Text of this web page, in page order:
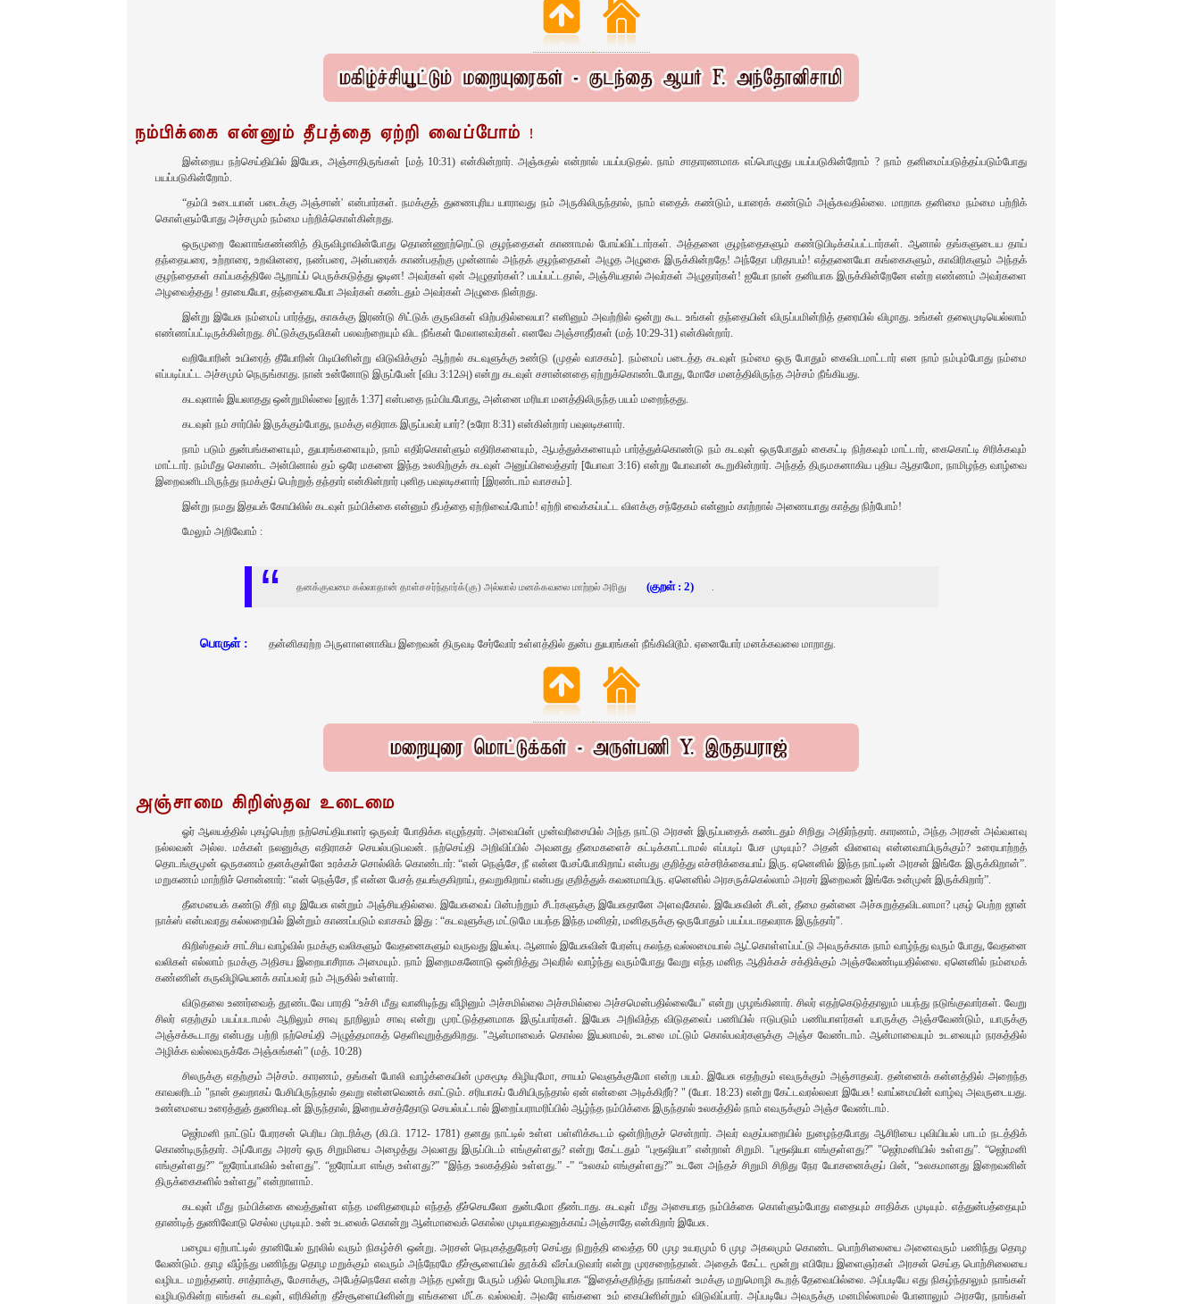
நம்பிக்கை என்னும்‌ தீபத்தை ஏற்றி வைப்போம்‌ !
இன்றைய நற்செய்தியில்‌ இயேசு, அஞ்சாதிருங்கள்‌ [மத்‌ 10:31) என்கின்றார்‌. அஞ்சுதல்‌ என்றால்‌ பயப்படுதல்‌. நாம்‌ சாதாரணமாக எப்‌பொழுது பயப்படுகின்றோம்‌ ? நாம்‌ தனிமைப்படுத்தப்படும்போது
பயப்படுகின்றோம்‌.
“தம்பி உடையான்‌ படைக்கு அஞ்சான்‌' என்பார்கள்‌. நமக்குத்‌ துணைபுரிய யாராவது நம்‌ அருகிலிருந்தால்‌, நாம்‌ எதைக்‌ கண்டும்‌, யாரைக்‌ கண்டும்‌ அஞ்சுவதில்லை. மாறாக தனிமை நம்மை பற்றிக்‌
கொள்ளும்போது அச்சமும்‌ நம்மை பற்றிக்‌கொள்கின்றது.
ஒருமுறை வேளாங்கண்ணித்‌ திருவிழாவின்போது தொண்ணூற்றெட்டு குழந்தைகள்‌ காணாமல்‌ போய்விட்டார்கள்‌. அத்தனை குழந்தைகளும்‌ கண்டுபிடிக்கப்பட்டார்கள்‌. ஆனால்‌ தங்களுடைய தாய்‌
தந்தையரை, உற்றாரை, உறவினரை, நண்பரை, அன்பரைக்‌ காண்பதற்கு முன்னால்‌ அந்தக்‌ குழந்தைகள்‌ அழுத அழுகை இருக்கின்றதே! அந்தோ பரிதாபம்‌! எத்தனையோ கங்கைகளும்‌, காவிரிகளும்‌ அந்தக்‌
குழந்தைகள்‌ காப்பகத்திலே ஆறாய்ப்‌ பெருக்‌கடுத்து ஓடின! அவர்கள்‌ ஏன்‌ அழுதார்கள்‌? பயப்பட்டதால்‌, அஞ்சியதால்‌ அவர்கள்‌ அழுதார்கள்‌! ஐயோ நான்‌ தனியாக இருக்கின்றேனே என்ற எண்ணம்‌ அவர்களை
அழவைத்தது ! தாயையோ, தந்‌தையையோ அவர்கள்‌ கண்டதும்‌ அவர்கள்‌ அழுகை நின்றது.
இன்று இயேசு நம்மைப்‌ பார்த்து, காசுக்கு இரண்டு சிட்டுக்‌ குருவிகள்‌ விற்பதில்லையா? எனினும்‌ அவற்றில்‌ ஒன்று கூட உங்கள்‌ தந்தையின்‌ விருப்பமின்றித்‌ தரையில்‌ விழாது. உங்கள்‌ தலைமுடியெல்லாம்‌
எண்ணப்பட்டிருக்கின்றது. சிட்டுக்குருவிகள்‌ பலவற்றையும்‌ விட நீங்கள்‌ மேலானவர்கள்‌. எனவே அஞ்சாதீர்கள்‌ (மத்‌ 10:29-31) என்கின்றார்‌.
வறியோரின்‌ உயிரைத்‌ தீயோரின்‌ பிடியினின்று விடுவிக்கும்‌ ஆற்றல்‌ கடவுளுக்கு உண்டு (முதல்‌ வாசகம்‌]. நம்மைப்‌ படைத்த கடவுள்‌ நம்மை ஒரு போதும்‌ கைவிடமாட்டார்‌ என நாம்‌ நம்பும்போது நம்மை
எப்படிப்பட்ட அச்சமும்‌ நெருங்காது. நான்‌ உன்னோடு இருப்பேன்‌ [விப 3:12௮) என்று கடவுள்‌ சசான்னதை ஏற்றுக்கொண்டபோது, மோசே மனத்திலிருந்த அச்சம்‌ நீங்கியது.
கடவுளால்‌ இயலாதது ஒன்றுமில்லை [லூக்‌ 1:37] என்பதை நம்பியபோது, அன்னை மரியா மனத்திலிருந்த பயம்‌ மறைந்தது.
கடவுள்‌ நம்‌ சார்பில்‌ இருக்கும்போது, நமக்கு எதிராக இருப்பவர்‌ யார்‌? (உரோ 8:31) என்கின்றார்‌ பவுலடிகளார்‌.
நாம்‌ படும்‌ துன்பங்களையும்‌, துயரங்களையும்‌, நாம்‌ எதிர்கொள்ளும்‌ எதிரிகளையும்‌, ஆபத்துக்களையும்‌ பார்த்துக்கொண்டு நம்‌ கடவுள்‌ ஒருபோதும்‌ கைகட்டி நிற்கவும்‌ மாட்டார்‌, கைகொட்டி சிரிக்கவும்‌
மாட்டார்‌. நம்மீது கொண்ட அன்பினால்‌ தம்‌ ஒரே மகனை இந்த உலகிற்குக்‌ கடவுள்‌ அனுப்பிவைத்தார்‌ [யோவா 3:16) என்று யோவான்‌ கூறுகின்றார்‌. அந்தத்‌ திருமகனாகிய புதிய ஆதாமோ, நாமிழந்த வாழ்வை
இறைவனிடமிருந்து நமக்குப்‌ பெற்றுத்‌ தந்தார்‌ என்கின்றார்‌ புனித பவுலடிகளார்‌ [இரண்டாம்‌ வாசகம்‌].
இன்று நமது இதயக்‌ கோயிலில்‌ கடவுள்‌ நம்பிக்கை என்னும்‌ தீபத்தை ஏற்றிவைப்போம்‌! ஏற்றி வைக்கப்பட்ட விளக்கு சந்தேகம்‌ என்னும்‌ காற்றால்‌ அணையாது காத்து நிற்போம்‌!
மேலும்‌ அறிவோம்‌ :
தனக்குவமை கல்லாதான்‌ தாள்‌சசர்ந்தார்க்‌(கு) அல்லால்‌ மனக்கவலை மாற்றல்‌ அரிது (குறள்‌ : 2)
பொருள்‌ : தன்னிகரற்ற அருளாளனாகிய இறைவன்‌ திருவடி சேர்வோர்‌ உள்ளத்தில்‌ துன்ப துயரங்கள்‌ நீங்கிவிடூம்‌. ஏனையோர்‌ மனக்கவலை மாறாது.
அஞ்சாமை கிறிஸ்தவ உடைமை
ஓர் ஆலயத்தில் புகழ்பெற்ற நற்செய்தியாளர் ஒருவர் போதிக்க எழுந்தார். அவையின் முன்வரிசையில் அந்த நாட்டு அரசன் இருப்பதைக் கண்டதும் சிறிது அதிர்ந்தார். காரணம், அந்த அரசன் அவ்வளவு
நல்லவன் அல்ல. மக்கள் நலனுக்கு எதிராகச் செயல்படுபவன். நற்செய்தி அறிவிப்பில் அவனது தீமைகளைச் சுட்டிக்காட்டாமல் எப்படிப் பேச முடியும்? அதன் விளைவு என்னவாயிருக்கும்? உரையாற்றத்
தொடங்குமுன் ஒருகணம் தனக்குள்ளே உரக்கச் சொல்லிக் கொண்டார்: “என் நெஞ்சே, நீ என்ன பேசப்போகிறாய் என்பது குறித்து எச்சரிக்கையாய் இரு. ஏனெனில் இந்த நாட்டின் அரசன் இங்கே இருக்கிறான்”.
மறுகணம் மாற்றிச் சொன்னார்: “என் நெஞ்சே, நீ என்ன பேசத் தயங்குகிறாய், தவறுகிறாய் என்பது குறித்துக் கவனமாயிரு. ஏனெனில் அரசருக்கெல்லாம் அரசர் இறைவன் இங்கே உன்முன் இருக்கிறார்”.
தீமையைக் கண்டு சீறி எழ இயேசு என்றும் அஞ்சியதில்லை. இயேசுவைப் பின்பற்றும் சீடர்களுக்கு இயேசுதானே அளவுகோல். இயேசுவின் சீடன், தீமை தன்னை அச்சுறுத்தவிடலாமா? புகழ் பெற்ற ஜான்
நாக்ஸ் என்பவரது கல்லறையில் இன்றும் காணப்படும் வாசகம் இது : “கடவுளுக்கு மட்டுமே பயந்த இந்த மனிதர், மனிதருக்கு ஒருபோதும் பயப்படாதவராக இருந்தார்".
கிறிஸ்தவச் சாட்சிய வாழ்வில் நமக்கு வலிகளும் வேதனைகளும் வருவது இயல்பு. ஆனால் இயேசுவின் பேரன்பு கலந்த வல்லமையால் ஆட்கொள்ளப்பட்டு அவருக்காக நாம் வாழ்ந்து வரும் போது, வேதனை
வலிகள் எல்லாம் நமக்கு அதிசய இறையாசீராக அமையும். நாம் இறைமகனோடு ஒன்றித்து அவரில் வாழ்ந்து வரும்போது வேறு எந்த மனித ஆதிக்கச் சக்திக்கும் அஞ்சவேண்டியதில்லை. ஏனெனில் நம்மைக்
கண்ணின் கருவிழியெனக் காப்பவர் நம் அருகில் உள்ளார்.
விடுதலை உணர்வைத் தூண்டவே பாரதி “உச்சி மீது வானிடிந்து வீழினும் அச்சமில்லை அச்சமில்லை அச்சமென்பதில்லையே" என்று முழங்கினார். சிலர் எதற்கெடுத்தாலும் பயந்து நடுங்குவார்கள். வேறு
சிலர் எதற்கும் பயப்படாமல் ஆறிலும் சாவு நூறிலும் சாவு என்று முரட்டுத்தனமாக இருப்பார்கள். இயேசு அறிவித்த விடுதலைப் பணியில் ஈடுபடும் பணியாளர்கள் யாருக்கு அஞ்சவேண்டும், யாருக்கு
அஞ்சக்கூடாது என்பது பற்றி நற்செய்தி அழுத்தமாகத் தெளிவுறுத்துகிறது. "ஆன்மாவைக் கொல்ல இயலாமல், உடலை மட்டும் கொல்பவர்களுக்கு அஞ்ச வேண்டாம். ஆன்மாவையும் உடலையும் நரகத்தில்
அழிக்க வல்லவருக்கே அஞ்சுங்கள்” (மத். 10:28)
சிலருக்கு எதற்கும் அச்சம். காரணம், தங்கள் போலி வாழ்க்கையின் முகமூடி கிழியுமோ, சாயம் வெளுக்குமோ என்ற பயம். இயேசு எதற்கும் எவருக்கும் அஞ்சாதவர். தன்னைக் கன்னத்தில் அறைந்த
காவலரிடம் "நான் தவறாகப் பேசியிருந்தால் தவறு என்னவெனக் காட்டும். சரியாகப் பேசியிருந்தால் ஏன் என்னை அடிக்கிறீர்? " (யோ. 18:23) என்று கேட்டவரல்லவா இயேசு! வாய்மையின் வாழ்வு அவருடையது.
உண்மையை உரைத்துத் துணிவுடன் இருந்தால், இறையச்சத்தோடு செயல்பட்டால் இறைப்பராமரிப்பில் ஆழ்ந்த நம்பிக்கை இருந்தால் உலகத்தில் நாம் எவருக்கும் அஞ்ச வேண்டாம்.
ஜெர்மனி நாட்டுப் பேரரசன் பெரிய பிரடரிக்கு (கி.பி. 1712- 1781) தனது நாட்டில் உள்ள பள்ளிக்கூடம் ஒன்றிற்குச் சென்றார். அவர் வகுப்பறையில் நுழைந்தபோது ஆசிரியை புவியியல் பாடம் நடத்திக்
கொண்டிருந்தார். அப்போது அரசர் ஒரு சிறுமியை அழைத்து அவளது இருப்பிடம் எங்குள்ளது? என்று கேட்டதும் “புரூஷியா” என்றாள் சிறுமி. ''புரூஷியா எங்குள்ளது?" "ஜெர்மனியில் உள்ளது”. “ஜெர்மனி
எங்குள்ளது?” “ஐரோப்பாவில் உள்ளது”. “ஐரோப்பா எங்கு உள்ளது?” "இந்த உலகத்தில் உள்ளது.” -” “உலகம் எங்குள்ளது?” உடனே அந்தச் சிறுமி சிறிது நேர யோசனைக்குப் பின், “உலகமானது இறைவனின்
திருக்கைகளில் உள்ளது” என்றாளாம்.
கடவுள் மீது நம்பிக்கை வைத்துள்ள எந்த மனிதரையும் எந்தத் தீச்செயலோ துன்பமோ தீண்டாது. கடவுள் மீது அசையாத நம்பிக்கை கொள்ளும்போது எதையும் சாதிக்க முடியும். எத்துன்பத்தையும்
தாண்டித் துணிவோடு செல்ல முடியும். உன் உடலைக் கொன்று ஆன்மாவைக் கொல்ல முடியாதவனுக்காய் அஞ்சாதே என்கிறார் இயேசு.
பழைய ஏற்பாட்டில் தானியேல் நூலில் வரும் நிகழ்ச்சி ஒன்று. அரசன் நெபுகத்துநேசர் செய்து நிறுத்தி வைத்த 60 முழ உயரமும் 6 முழ அகலமும் கொண்ட பொற்சிலையை அனைவரும் பணிந்து தொழ
வேண்டும். தாழ வீழ்ந்து பணிந்து தொழ மறுக்கும் எவரும் அந்நேரமே தீச்சூளையில் தூக்கி வீசப்படுவார் என்று முரசறைந்தான். அதைக் கேட்ட மூன்று எபிரேய இளைஞர்கள் அரசன் செய்த பொற்சிலையை
வழிபட மறுத்தனர். சாத்ராக்கு, மேசாக்கு, அபேத்நெகோ என்ற அந்த மூன்று பேரும் பதில் மொழியாக “இதைக்குறித்து நாங்கள் உமக்கு மறுமொழி கூறத் தேவையில்லை. அப்படியே எது நிகழ்ந்தாலும் நாங்கள்
வழிபடுகின்ற எங்கள் கடவுள், எரிகின்ற தீச்சூளையினின்று எங்களை மீட்க வல்லவர். அவரே எங்களை உம் கையினின்றும் விடுவிப்பார். அப்படியே அவருக்கு மனமில்லாமல் போனாலும் அரசரே, நாங்கள்